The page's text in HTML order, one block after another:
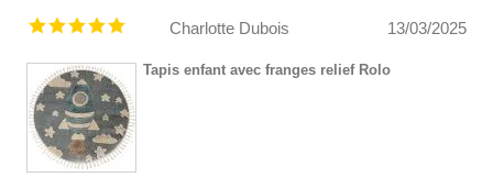
13/03/2025
Charlotte Dubois
Tapis enfant avec franges relief Rolo